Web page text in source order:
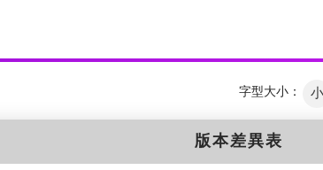
字型大小： 小
版本差異表